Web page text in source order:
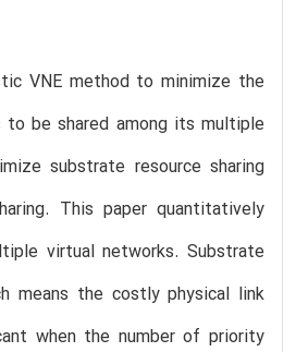
VNE method to minimize the
be shared among its multiple
substrate resource sharing
This paper quantitatively
virtual networks. Substrate
means the costly physical link
when the number of priority